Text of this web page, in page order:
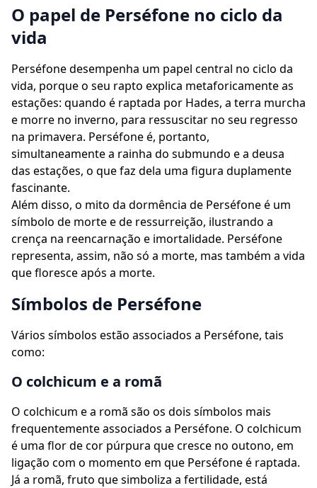
O papel de Perséfone no ciclo da
vida
Perséfone desempenha um papel central no ciclo da
vida, porque o seu rapto explica metaforicamente as
estações: quando é raptada por Hades, a terra murcha
e morre no inverno, para ressuscitar no seu regresso
na primavera. Perséfone é, portanto,
simultaneamente a rainha do submundo e a deusa
das estações, o que faz dela uma figura duplamente
fascinante.
Além disso, o mito da dormência de Perséfone é um
símbolo de morte e de ressurreição, ilustrando a
crença na reencarnação e imortalidade. Perséfone
representa, assim, não só a morte, mas também a vida
que floresce após a morte.
Símbolos de Perséfone
Vários símbolos estão associados a Perséfone, tais
como:
O colchicum e a romã
O colchicum e a romã são os dois símbolos mais
frequentemente associados a Perséfone. O colchicum
é uma flor de cor púrpura que cresce no outono, em
ligação com o momento em que Perséfone é raptada.
Já a romã, fruto que simboliza a fertilidade, está